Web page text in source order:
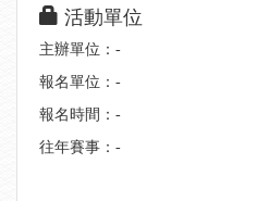
活動單位
主辦單位：-
報名單位：-
報名時間：-
往年賽事：-